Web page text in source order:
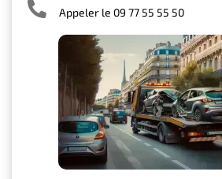
Appeler le 09 77 55 55 50